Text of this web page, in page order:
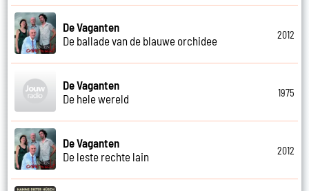
De Vaganten
De ballade van de blauwe orchidee
2012
De Vaganten
De hele wereld
1975
De Vaganten
De leste rechte lain
2012